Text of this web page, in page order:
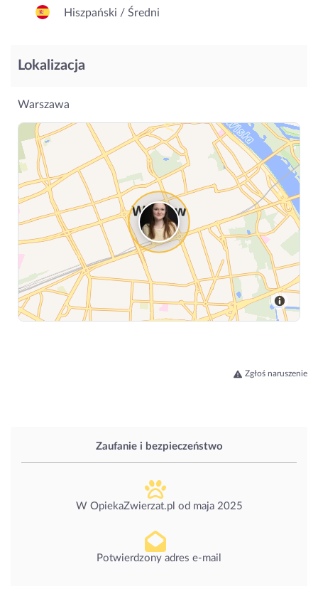
Zaufanie i bezpieczeństwo
W OpiekaZwierzat.pl od maja 2025
Potwierdzony adres e-mail
Hiszpański / Średni
Lokalizacja
Warszawa
Zgłoś naruszenie